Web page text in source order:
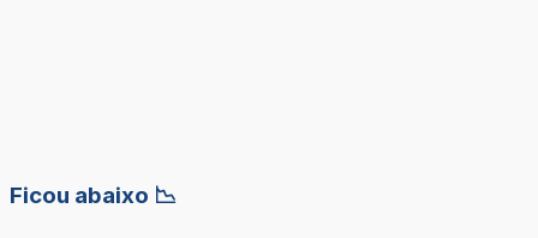
Ficou abaixo 📉